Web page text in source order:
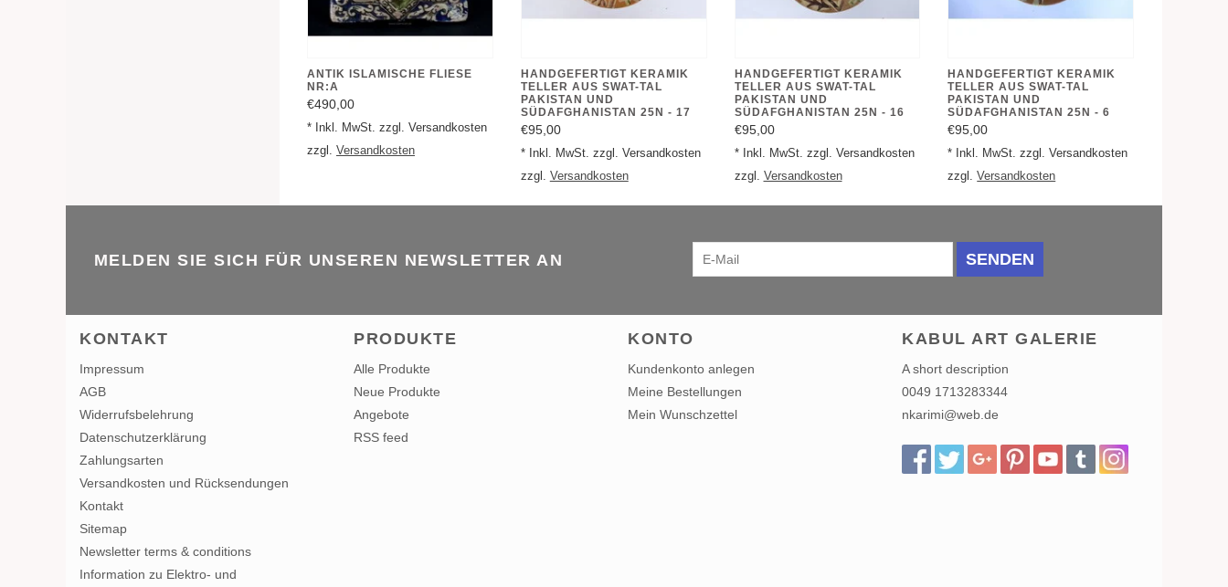
ANTIK ISLAMISCHE FLIESE
NR:A
€490,00
* Inkl. MwSt. zzgl. Versandkosten
zzgl. Versandkosten
HANDGEFERTIGT KERAMIK
TELLER AUS SWAT-TAL
PAKISTAN UND
SÜDAFGHANISTAN 25N - 17
€95,00
* Inkl. MwSt. zzgl. Versandkosten
zzgl. Versandkosten
HANDGEFERTIGT KERAMIK
TELLER AUS SWAT-TAL
PAKISTAN UND
SÜDAFGHANISTAN 25N - 16
€95,00
* Inkl. MwSt. zzgl. Versandkosten
zzgl. Versandkosten
HANDGEFERTIGT KERAMIK
TELLER AUS SWAT-TAL
PAKISTAN UND
SÜDAFGHANISTAN 25N - 6
€95,00
* Inkl. MwSt. zzgl. Versandkosten
zzgl.Versandkosten
MELDEN SIE SICH FÜR UNSEREN NEWSLETTER AN SENDEN
KONTAKT
Impressum
AGB
Widerrufsbelehrung
Datenschutzerklärung
Zahlungsarten
Versandkosten und Rücksendungen
Kontakt
Sitemap
Newsletter terms & conditions
Information zu Elektro- und
PRODUKTE
Alle Produkte
Neue Produkte
Angebote
RSS feed
KONTO
Kundenkonto anlegen
Meine Bestellungen
Mein Wunschzettel
KABUL ART GALERIE
A short description
0049 1713283344
nkarimi@web.de